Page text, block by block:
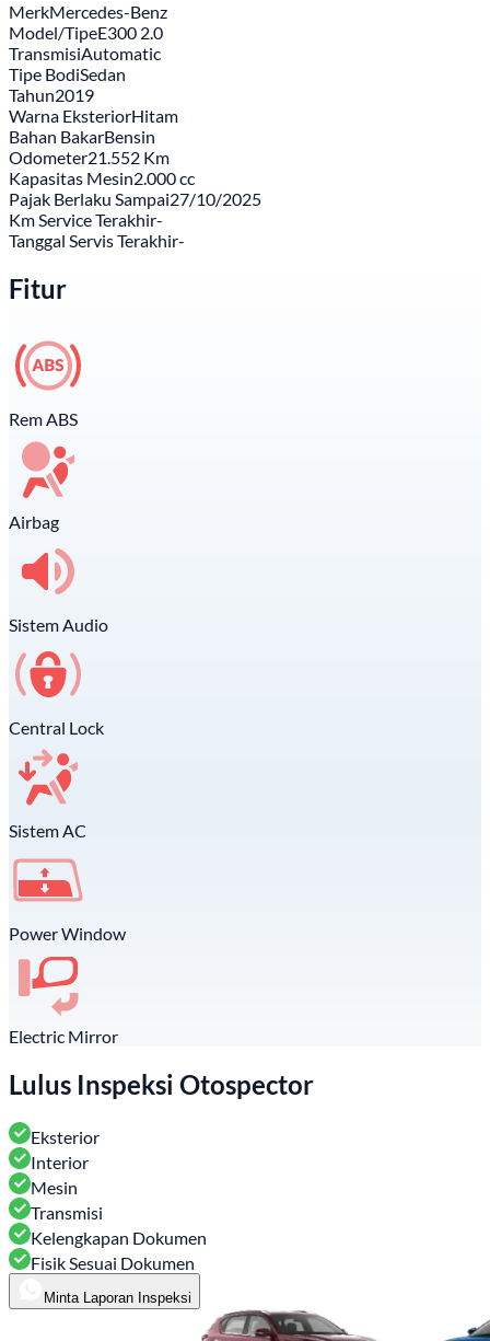
MerkMercedes-Benz
Model/TipeE300 2.0
TransmisiAutomatic
Tipe BodiSedan
Tahun2019
Warna EksteriorHitam
Bahan BakarBensin
Odometer21.552 Km
Kapasitas Mesin2.000 cc
Pajak Berlaku Sampai27/10/2025
Km Service Terakhir-
Tanggal Servis Terakhir-
Fitur
Rem ABS
Airbag
Sistem Audio
Central Lock
Sistem AC
Power Window
Electric Mirror
Lulus Inspeksi Otospector
Eksterior
Interior
Mesin
Transmisi
Kelengkapan Dokumen
Fisik Sesuai Dokumen
Minta Laporan Inspeksi